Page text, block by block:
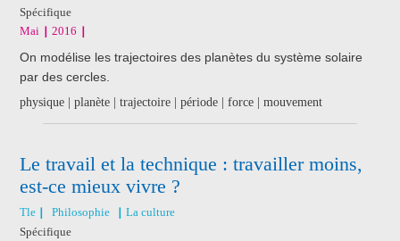
Spécifique
Mai
2016
On modélise les trajectoires des planètes du système solaire
par des cercles.
physique | planète | trajectoire | période | force | mouvement
Le travail et la technique : travailler moins,
est-ce mieux vivre ?
Tle Philosophie
La culture
Spécifique